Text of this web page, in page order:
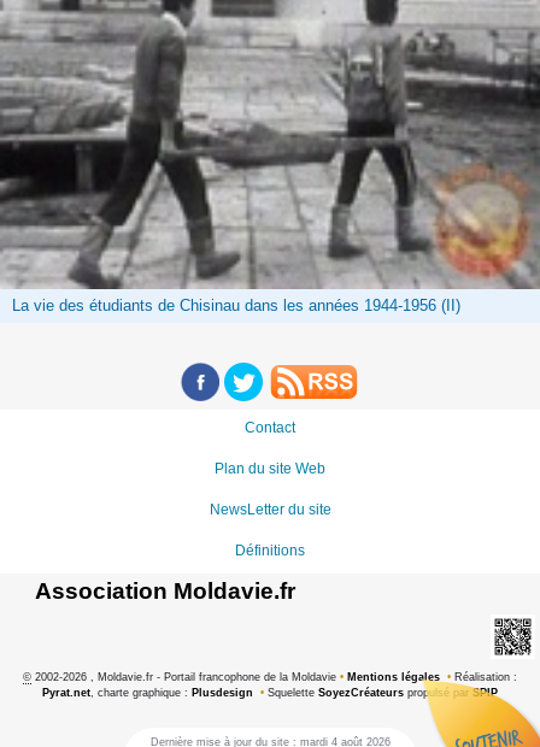
La vie des étudiants de Chisinau dans les années 1944-1956 (II)
Contact
Plan du site Web
NewsLetter du site
Définitions
Association Moldavie.fr
© 2002-2026 , Moldavie.fr - Portail francophone de la Moldavie • Mentions légales • Réalisation :
Pyrat.net , charte graphique : Plusdesign • Squelette SoyezCréateurs propulsé par SPIP
Dernière mise à jour du site : mardi 4 août 2026